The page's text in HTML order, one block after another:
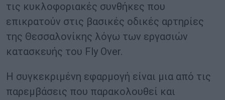
τις κυκλοφοριακές συνθήκες που
επικρατούν στις βασικές οδικές αρτηρίες
της Θεσσαλονίκης λόγω των εργασιών
κατασκευής του Fly Over.
Η συγκεκριμένη εφαρμογή είναι μια από τις
παρεμβάσεις που παρακολουθεί και